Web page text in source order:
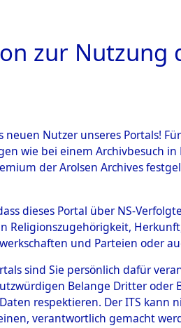
Listen
0015
zur Nutzung
neuen Nutzer unseres Portals!
wie bei einem Archivbesuch
der Arolsen Archives
dieses Portal über NS-
Religionszugehörigkeit,
und Parteien oder
sind Sie persönlich dafür
Belange Dritter
respektieren. Der ITS
verantwortlich gemacht